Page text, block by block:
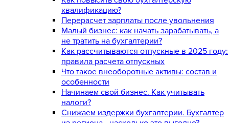
квалификацию?
Перерасчет зарплаты после увольнения
Малый бизнес: как начать зарабатывать, а
не тратить на бухгалтерии?
Как рассчитываются отпускные в 2025 году:
правила расчета отпускных
Что такое внеоборотные активы: состав и
особенности
Начинаем свой бизнес. Как учитывать
налоги?
Снижаем издержки бухгалтерии. Бухгалтер